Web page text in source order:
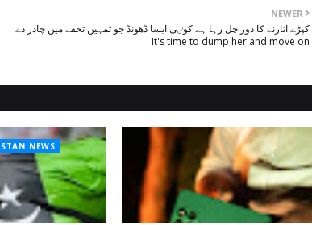
NEWER
کپڑے اتارنے کا دور چل رہا ہے کوٸی ایسا ڈھونڈ جو تمہیں تحفے میں چادر دے
It's time to dump her and move on
NEWS